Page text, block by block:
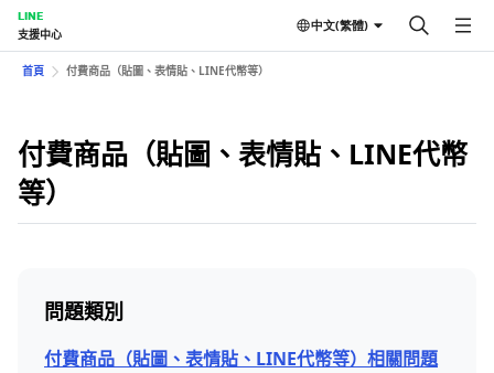
LINE
支援中心
中文(繁體)
首頁 付費商品（貼圖、表情貼、LINE代幣等）
付費商品（貼圖、表情貼、LINE代幣
等）
問題類別
付費商品（貼圖、表情貼、LINE代幣等）相關問題